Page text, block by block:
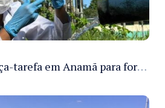
Cosama inicia força-tarefa em Anamã para fortalecer abastecimento de água e segurança hídrica da população